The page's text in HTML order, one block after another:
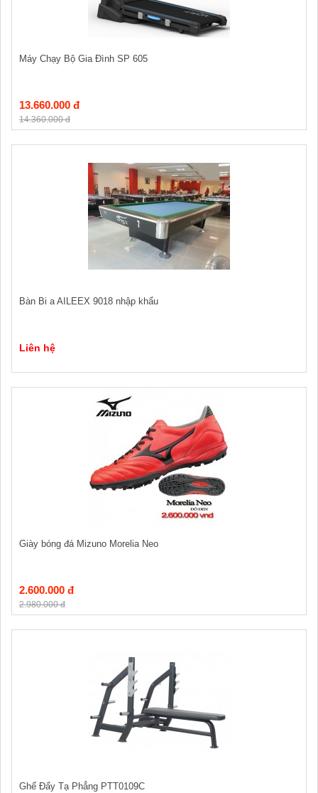
Máy Chạy Bộ Gia Đình SP 605
13.660.000 đ
14.360.000 đ
Bàn Bi a AILEEX 9018 nhập khẩu
Liên hệ
Giày bóng đá Mizuno Morelia Neo
2.600.000 đ
2.980.000 đ
Ghế Đẩy Tạ Phẳng PTT0109C